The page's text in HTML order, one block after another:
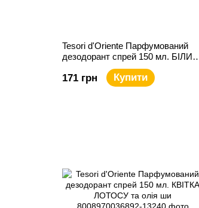
Tesori d'Oriente Парфумований
дезодорант спрей 150 мл. БІЛИЙ
171 грн Купити